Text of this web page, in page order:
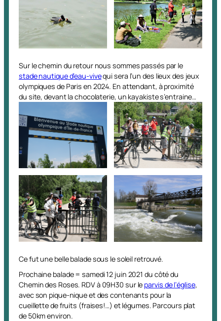
Sur le chemin du retour nous sommes passés par le
stade nautique d’eau-vivequi sera l’un des lieux des jeux
olympiques de Paris en 2024. En attendant, à proximité
du site, devant la chocolaterie, un kayakiste s’entraine…
Ce fut une belle balade sous le soleil retrouvé.
Prochaine balade = samedi 12 juin 2021 du côté du
Chemin des Roses. RDV à 09H30 sur le parvis de l’église,
avec son pique-nique et des contenants pour la
cueillette de fruits (fraises!…) et légumes. Parcours plat
de 50km environ.